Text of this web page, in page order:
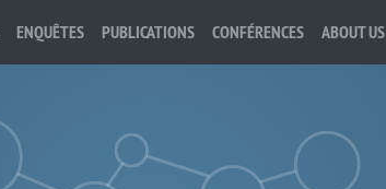
ENQUÊTES PUBLICATIONS CONFÉRENCES ABOUT US